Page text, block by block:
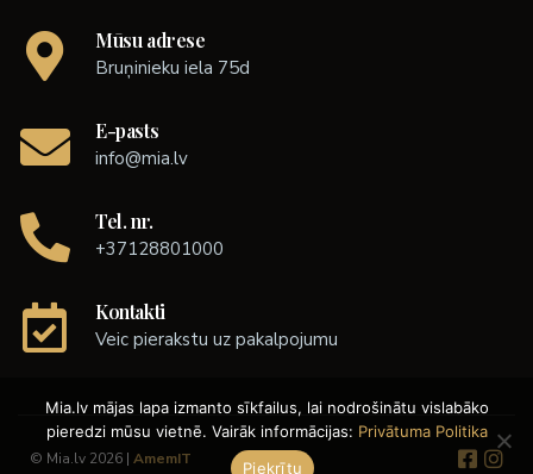
Mūsu adrese
Bruņinieku iela 75d
E-pasts
info@mia.lv
Tel. nr.
+37128801000
Kontakti
Veic pierakstu uz pakalpojumu
© Mia.lv 2026 | AmemIT
Mia.lv mājas lapa izmanto sīkfailus, lai nodrošinātu vislabāko
pieredzi mūsu vietnē. Vairāk informācijas: Privātuma Politika
Piekrītu